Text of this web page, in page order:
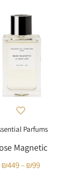
Parfums
Magnetic
₪99
–
₪449